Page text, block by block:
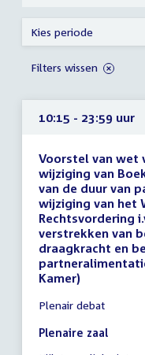
10:15 - 23:59 uur
Voorstel van wet
wijziging van
van de duur van
wijziging van het
Rechtsvordering
verstrekken van
draagkracht en
Kamer)
vergadering
10:15
Plenair debat
Plenaire zaal
Kies periode
Filters wissen